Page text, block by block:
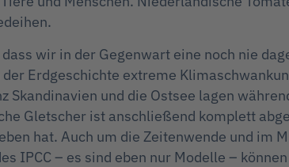
wir in der Gegenwart eine noch nie
Erdgeschichte extreme
Skandinavien und die Ostsee lagen
Gletscher ist anschließend komplett
hat. Auch um die Zeitenwende und
IPCC – es sind eben nur Modelle –